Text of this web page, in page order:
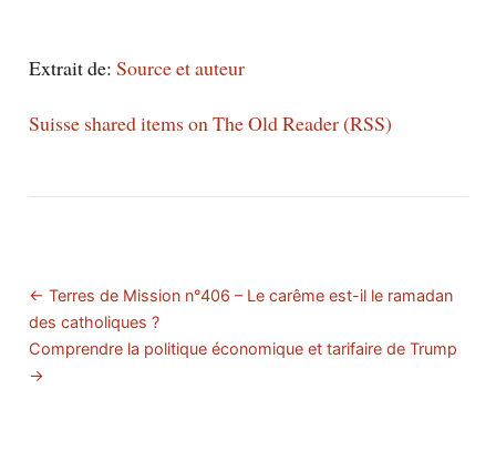
Extrait de: Source et auteur
Suisse shared items on The Old Reader (RSS)
← Terres de Mission n°406 – Le carême est-il le ramadan
des catholiques ?
Comprendre la politique économique et tarifaire de Trump
→